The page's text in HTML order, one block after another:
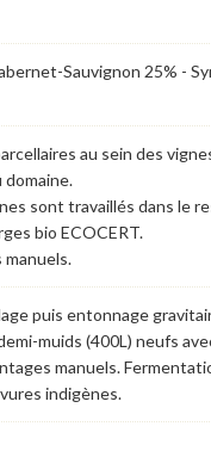
Sauvignon 25% -
au sein des
domaine.
sont travaillés dans le
bio ECOCERT.
puis entonnage
muids (400L) neufs
manuels.
indigènes.